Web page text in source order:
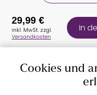
29,99 €
inkl. MwSt. zzgl.
Versandkosten
In
Cookies und